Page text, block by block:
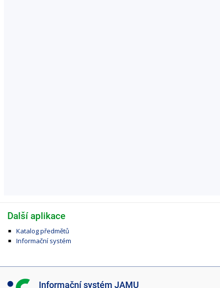
Další aplikace
Katalog předmětů
Informační systém
I Informační systém JAMU